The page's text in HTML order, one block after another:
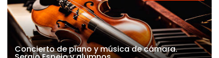
Concierto de piano y música de cámara.